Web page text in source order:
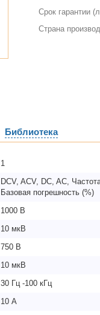
Срок гарантии
Страна
Библиотека
1
DCV, ACV, DC, AC,
Базовая погрешность (%)
1000 В
10 мкВ
750 В
10 мкВ
30 Гц -100 кГц
10 А